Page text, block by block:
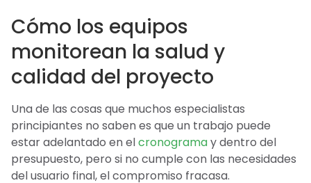
Cómo los equipos
monitorean la salud y
calidad del proyecto
Una de las cosas que muchos especialistas
principiantes no saben es que un trabajo puede
estar adelantado en elcronogramay dentro del
presupuesto, pero si no cumple con las necesidades
del usuario final, el compromiso fracasa.